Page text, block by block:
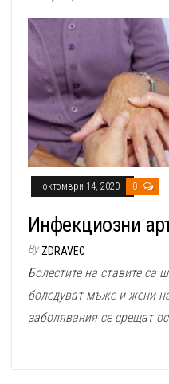
октомври 14, 2020 0
Инфекциозни
By ZDRAVEC
Болестите на ставите са
боледуват мъже и жени
заболявания се срещат